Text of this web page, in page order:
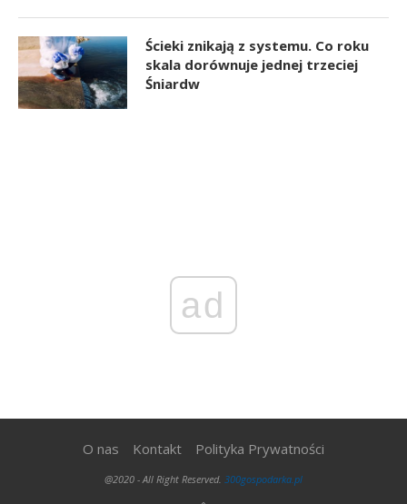
Ścieki znikają z systemu. Co roku
skala dorównuje jednej trzeciej
Śniardw
ad
O nas Kontakt Polityka Prywatności
@2020 - All Right Reserved. 300gospodarka.pl